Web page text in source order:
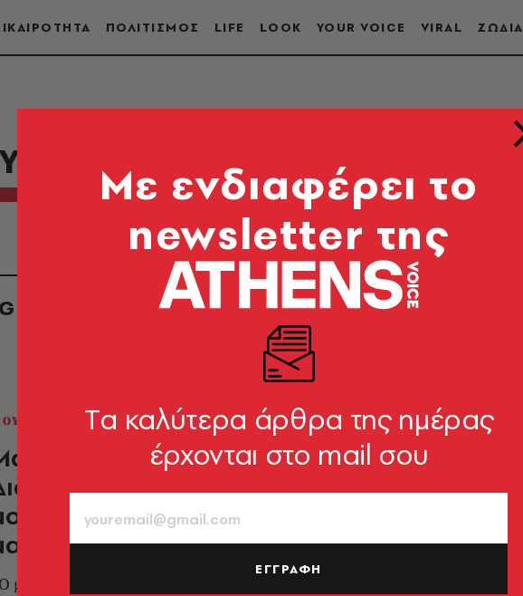
ΠΟΛΙΤΙΣΜΟΣ LIFE LOOK YOUR VOICE VIRAL ΖΩΔΙΑ
Κ. Χατζηγιακουμής:
την παραδοσιακή
της Κω με ένα ερασιτεχνικό
μουσικός κόσμος που καταγράφεται στον "Μουσικό
Mε ενδιαφέρει το
newsletter της
Tα καλύτερα άρθρα της ημέρας
έρχονται στο mail σου
ΕΓΓΡΑΦΗ